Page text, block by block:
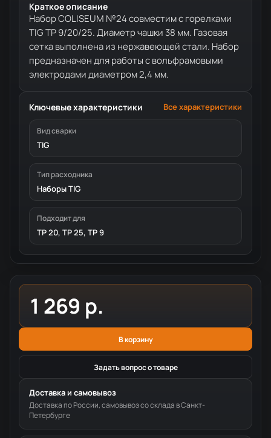
Краткое описание
Набор COLISEUM №24 совместим с горелками
TIG TP 9/20/25. Диаметр чашки 38 мм. Газовая
сетка выполнена из нержавеющей стали. Набор
предназначен для работы с вольфрамовыми
электродами диаметром 2,4 мм.
Ключевые характеристики Все характеристики
Вид сварки
TIG
Тип расходника
Наборы TIG
Подходит для
TP 20, TP 25, TP 9
1 269 р.
В корзину
Задать вопрос о товаре
Доставка и самовывоз
Доставка по России, самовывоз со склада в Санкт-
Петербурге